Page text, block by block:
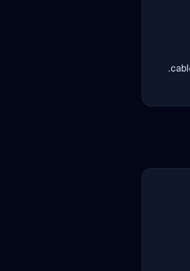
חימום במכונה (אופניים/חתירה) → תרגילי compound כבדים → תרגילי בידוד במכונות → finisher עם cables/dumbbells.